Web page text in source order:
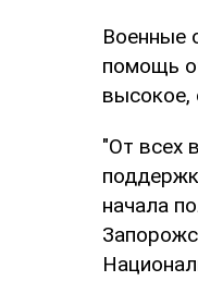
Военные
помощь
высокое,
"От всех
начала